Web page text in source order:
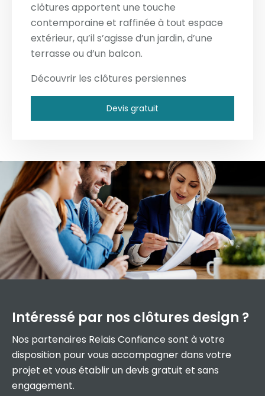
clôtures apportent une touche
contemporaine et raffinée à tout espace
extérieur, qu’il s’agisse d’un jardin, d’une
terrasse ou d’un balcon.
Découvrir les clôtures persiennes
Devis gratuit
Intéressé par nos clôtures design ?
Nos partenaires Relais Confiance sont à votre
disposition pour vous accompagner dans votre
projet et vous établir un devis gratuit et sans
engagement.